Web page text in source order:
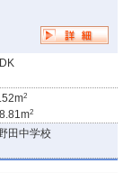
2
2
田中学校